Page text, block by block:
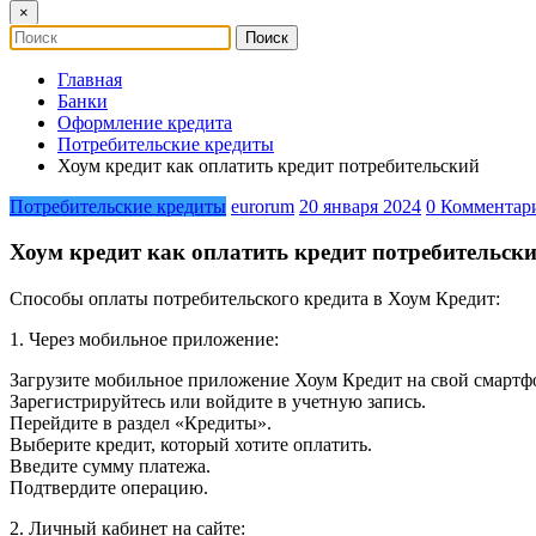
×
Главная
Банки
Оформление кредита
Потребительские кредиты
Хоум кредит как оплатить кредит потребительский
Потребительские кредиты eurorum 20 января 2024 0
Хоум кредит как оплатить кредит
Способы оплаты потребительского кредита в Хоум Кредит:
1. Через мобильное приложение:
Загрузите мобильное приложение Хоум Кредит на свой
Зарегистрируйтесь или войдите в учетную запись.
Перейдите в раздел «Кредиты».
Выберите кредит, который хотите оплатить.
Введите сумму платежа.
Подтвердите операцию.
2. Личный кабинет на сайте: